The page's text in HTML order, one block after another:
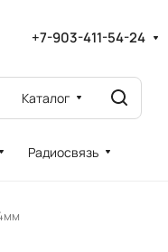
+7-903-411-54-24
Каталог
Радиосвязь